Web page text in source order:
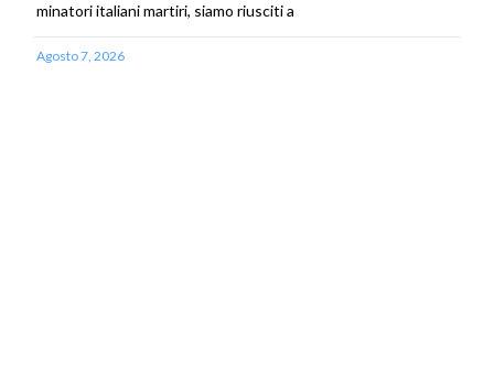
minatori italiani martiri, siamo riusciti a
Agosto 7, 2026